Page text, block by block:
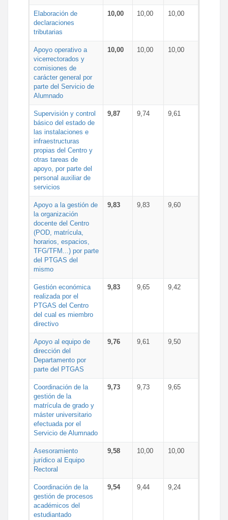
Elaboración de
declaraciones
tributarias
10,00 10,00 10,00
Apoyo operativo a
vicerrectorados y
comisiones de
carácter general por
parte del Servicio de
Alumnado
10,00 10,00 10,00
Supervisión y control
básico del estado de
las instalaciones e
infraestructuras
propias del Centro y
otras tareas de
apoyo, por parte del
personal auxiliar de
servicios
9,87 9,74 9,61
Apoyo a la gestión de
la organización
docente del Centro
(POD, matrícula,
horarios, espacios,
TFG/TFM...) por parte
del PTGAS del
mismo
9,83 9,83 9,60
Gestión económica
realizada por el
PTGAS del Centro
del cual es miembro
directivo
9,83 9,65 9,42
Apoyo al equipo de
dirección del
Departamento por
parte del PTGAS
9,76 9,61 9,50
Coordinación de la
gestión de la
matrícula de grado y
máster universitario
efectuada por el
Servicio de Alumnado
9,73 9,73 9,65
Asesoramiento
jurídico al Equipo
Rectoral
9,58 10,00 10,00
Coordinación de la
gestión de procesos
académicos del
estudiantado
9,54 9,44 9,24